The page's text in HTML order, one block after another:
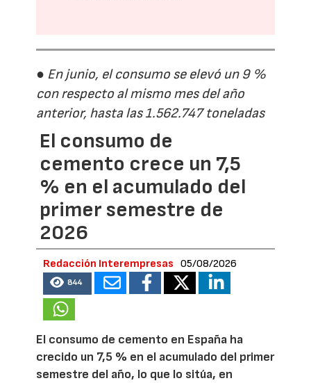
● En junio, el consumo se elevó un 9 %
con respecto al mismo mes del año
anterior, hasta las 1.562.747 toneladas
El consumo de
cemento crece un 7,5
% en el acumulado del
primer semestre de
2026
Redacción Interempresas 05/08/2026
844
El consumo de cemento en España ha
crecido un 7,5 % en el acumulado del primer
semestre del año, lo que lo sitúa, en